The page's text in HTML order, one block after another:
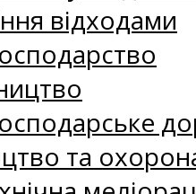
відходами
та